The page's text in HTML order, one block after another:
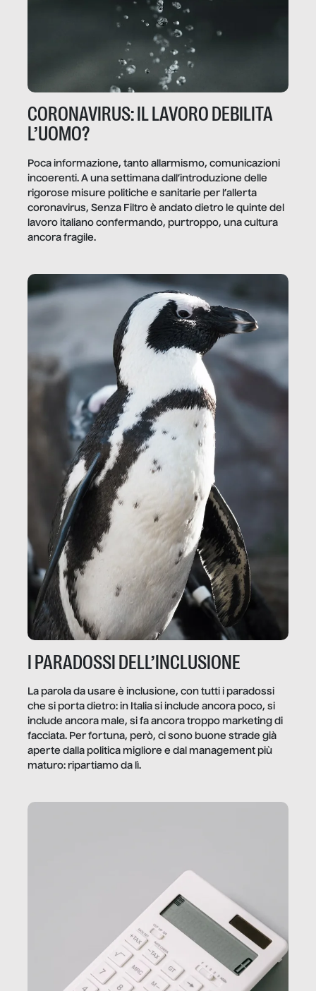
CORONAVIRUS: IL LAVORO DEBILITA
L’UOMO?
Poca informazione, tanto allarmismo, comunicazioni
incoerenti. A una settimana dall’introduzione delle
rigorose misure politiche e sanitarie per l’allerta
coronavirus, Senza Filtro è andato dietro le quinte del
lavoro italiano confermando, purtroppo, una cultura
ancora fragile.
I PARADOSSI DELL’INCLUSIONE
La parola da usare è inclusione, con tutti i paradossi
che si porta dietro: in Italia si include ancora poco, si
include ancora male, si fa ancora troppo marketing di
facciata. Per fortuna, però, ci sono buone strade già
aperte dalla politica migliore e dal management più
maturo: ripartiamo da lì.